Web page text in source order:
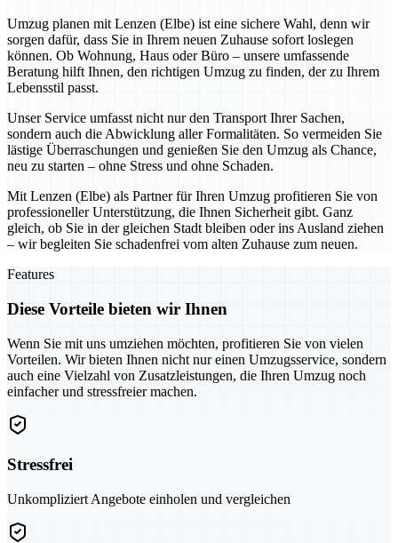
Umzug planen mit Lenzen (Elbe) ist eine sichere Wahl, denn wir
sorgen dafür, dass Sie in Ihrem neuen Zuhause sofort loslegen
können. Ob Wohnung, Haus oder Büro – unsere umfassende
Beratung hilft Ihnen, den richtigen Umzug zu finden, der zu Ihrem
Lebensstil passt.
Unser Service umfasst nicht nur den Transport Ihrer Sachen,
sondern auch die Abwicklung aller Formalitäten. So vermeiden Sie
lästige Überraschungen und genießen Sie den Umzug als Chance,
neu zu starten – ohne Stress und ohne Schaden.
Mit Lenzen (Elbe) als Partner für Ihren Umzug profitieren Sie von
professioneller Unterstützung, die Ihnen Sicherheit gibt. Ganz
gleich, ob Sie in der gleichen Stadt bleiben oder ins Ausland ziehen
– wir begleiten Sie schadenfrei vom alten Zuhause zum neuen.
Features
Diese Vorteile bieten wir Ihnen
Wenn Sie mit uns umziehen möchten, profitieren Sie von vielen
Vorteilen. Wir bieten Ihnen nicht nur einen Umzugsservice, sondern
auch eine Vielzahl von Zusatzleistungen, die Ihren Umzug noch
einfacher und stressfreier machen.
Stressfrei
Unkompliziert Angebote einholen und vergleichen